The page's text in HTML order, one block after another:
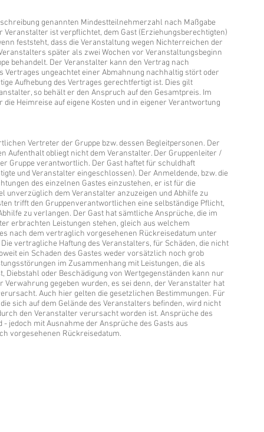
genannten Mindestteilnehmerzahl nach Maßgabe
ist verpflichtet, dem Gast (Erziehungsberechtigten)
feststeht, dass die Veranstaltung wegen Nichterreichen der
später als zwei Wochen vor Veranstaltungsbeginn
behandelt. Der Veranstalter kann den Vertrag nach
ungeachtet einer Abmahnung nachhaltig stört oder
Aufhebung des Vertrages gerechtfertigt ist. Dies gilt
so behält er den Anspruch auf den Gesamtpreis. Im
Heimreise auf eigene Kosten und in eigener Verantwortung
Vertreter der Gruppe bzw. dessen Begleitpersonen. Der
Aufenthalt obliegt nicht dem Veranstalter. Der Gruppenleiter /
Gruppe verantwortlich. Der Gast haftet für schuldhaft
und Veranstalter eingeschlossen). Der Anmeldende, bzw. die
des einzelnen Gastes einzustehen, er ist für die
unverzüglich dem Veranstalter anzuzeigen und Abhilfe zu
trifft den Gruppenverantwortlichen eine selbständige Pflicht,
zu verlangen. Der Gast hat sämtliche Ansprüche, die im
erbrachten Leistungen stehen, gleich aus welchem
nach dem vertraglich vorgesehenen Rückreisedatum unter
vertragliche Haftung des Veranstalters, für Schäden, die nicht
ein Schaden des Gastes weder vorsätzlich noch grob
im Zusammenhang mit Leistungen, die als
oder Beschädigung von Wertgegenständen kann nur
gegeben wurden, es sei denn, der Veranstalter hat
Auch hier gelten die gesetzlichen Bestimmungen. Für
sich auf dem Gelände des Veranstalters befinden, wird nicht
den Veranstalter verursacht worden ist. Ansprüche des
jedoch mit Ausnahme der Ansprüche des Gasts aus
vorgesehenen Rückreisedatum.